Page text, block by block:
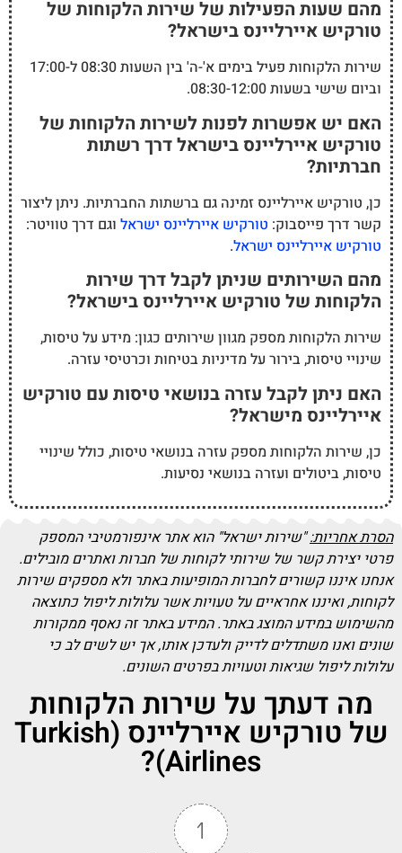
מהם שעות הפעילות של שירות הלקוחות של
טורקיש איירליינס בישראל?
שירות הלקוחות פעיל בימים א'-ה' בין השעות 08:30 ל-17:00
וביום שישי בשעות 08:30-12:00.
האם יש אפשרות לפנות לשירות הלקוחות של
טורקיש איירליינס בישראל דרך רשתות
חברתיות?
כן, טורקיש איירליינס זמינה גם ברשתות החברתיות. ניתן ליצור
קשר דרך פייסבוק: טורקיש איירליינס ישראל וגם דרך טוויטר:
טורקיש איירליינס ישראל.
מהם השירותים שניתן לקבל דרך שירות
הלקוחות של טורקיש איירליינס בישראל?
שירות הלקוחות מספק מגוון שירותים כגון: מידע על טיסות,
שינויי טיסות, בירור על מדיניות בטיחות וכרטיסי עזרה.
האם ניתן לקבל עזרה בנושאי טיסות עם טורקיש
איירליינס מישראל?
כן, שירות הלקוחות מספק עזרה בנושאי טיסות, כולל שינויי
טיסות, ביטולים ועזרה בנושאי נסיעות.
הסרת אחריות:"שירות ישראל" הוא אתר אינפורמטיבי המספק
פרטי יצירת קשר של שירותי לקוחות של חברות ואתרים מובילים.
אנחנו איננו קשורים לחברות המופיעות באתר ולא מספקים שירות
לקוחות, ואיננו אחראיים על טעויות אשר עלולות ליפול כתוצאה
מהשימוש במידע המוצג באתר. המידע באתר זה נאסף ממקורות
שונים ואנו משתדלים לדייק ולעדכן אותו, אך יש לשים לב כי
עלולות ליפול שגיאות וטעויות בפרטים השונים.
מה דעתך על שירות הלקוחות
של טורקיש איירליינס (Turkish
Airlines)?
1